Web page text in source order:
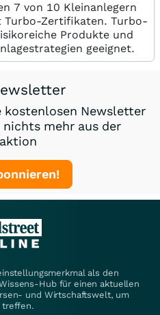
7 von 10 Kleinanlegern
Turbo-Zertifikaten. Turbo-
Produkte und
geeignet.
kostenlosen Newsletter
nichts mehr aus der
als den
Hub für einen aktuellen
und Wirtschaftswelt, um
treffen.